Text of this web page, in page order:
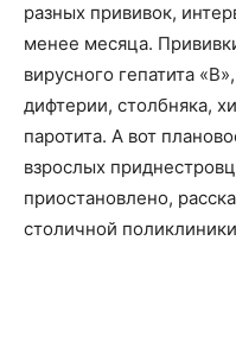
разных прививок,
менее месяца.
вирусного гепатита
дифтерии, столбняка,
паротита. А вот
взрослых
приостановлено,
столичной